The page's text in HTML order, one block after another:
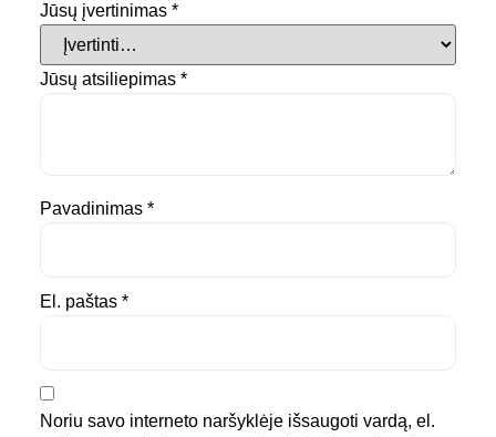
Jūsų įvertinimas *
Jūsų atsiliepimas *
Pavadinimas *
El. paštas *
Noriu savo interneto naršyklėje išsaugoti vardą, el.